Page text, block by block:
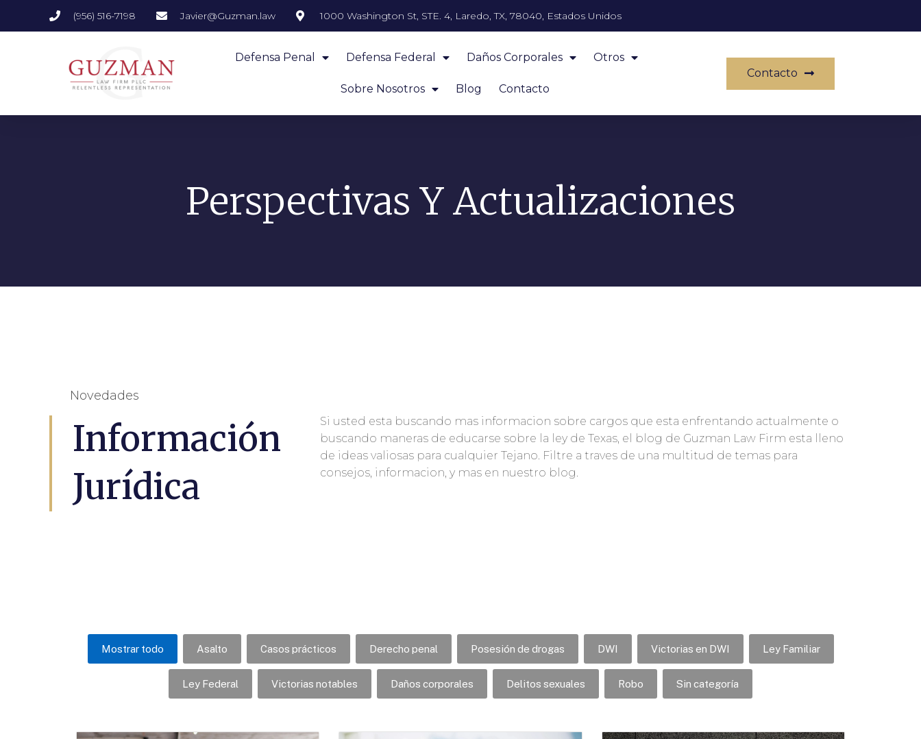
(956) 516-7198 Javier@Guzman.law 1000 Washington St, STE. 4, Laredo, TX, 78040, Estados Unidos
Defensa Penal Defensa Federal Daños Corporales Otros
Sobre Nosotros Blog Contacto
Contacto
Perspectivas Y Actualizaciones
Novedades
Información
Jurídica
Si usted esta buscando mas informacion sobre cargos que esta enfrentando actualmente o
buscando maneras de educarse sobre la ley de Texas, el blog de Guzman Law Firm esta lleno
de ideas valiosas para cualquier Tejano. Filtre a traves de una multitud de temas para
consejos, informacion, y mas en nuestro blog.
Mostrar todo Asalto Casos prácticos Derecho penal Posesión de drogas DWI Victorias en DWI Ley Familiar
Ley Federal Victorias notables Daños corporales Delitos sexuales Robo Sin categoría